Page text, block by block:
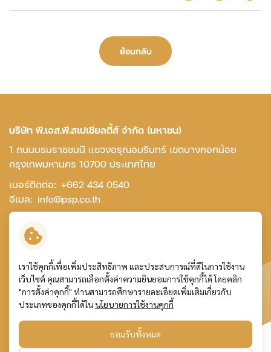
ย้อนกลับ
บริษัท พี.เอส.พี.สเปเชียลตี้ส์ จำกัด (มหาชน)
1 ถนนบรมราชชนนี แขวงอรุณอมรินทร์ เขตบางกอกน้อย
กรุงเทพมหานคร 10700 ประเทศไทย
เบอร์ติดต่อ: +662 434 0540
อีเมล: info@psp.co.th
ติดต่อเรา
ข้อกำหนดและเงื่อนไข
การคุ้มครองข้อมูลส่วนบุคคล
นโยบายการใช้คุกกี้
แผนผังเว็บไซต์
เราใช้คุกกี้เพื่อเพิ่มประสิทธิภาพ และประสบการณ์ที่ดีในการใช้งาน
เว็บไซต์ คุณสามารถเลือกตั้งค่าความยินยอมการใช้คุกกี้ได้ โดยคลิก
"การตั้งค่าคุกกี้" ท่านสามารถศึกษารายละเอียดเพิ่มเติมเกี่ยวกับ
ประเภทของคุกกี้ได้ในนโยบายการใช้งานคุกกี้
ยอมรับทั้งหมด